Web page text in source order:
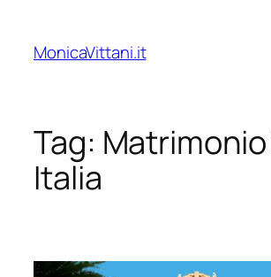
contenuto
MonicaVittani.it
Tag:
Italia